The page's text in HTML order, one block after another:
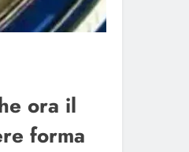
ora il
forma